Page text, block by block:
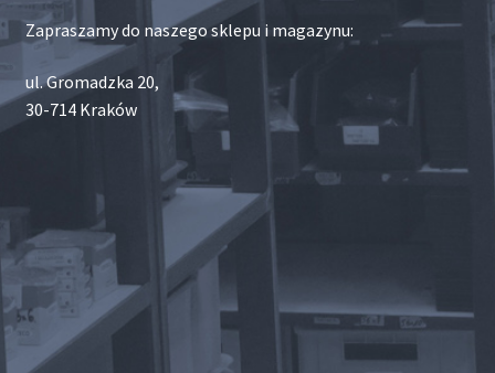
Zapraszamy do naszego sklepu i magazynu:
ul. Gromadzka 20,
30-714 Kraków